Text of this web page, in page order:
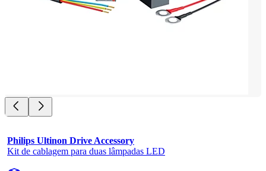
Philips Ultinon Drive Accessory
Kit de cablagem para duas lâmpadas LED